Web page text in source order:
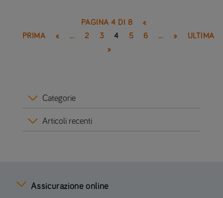
PAGINA 4 DI 8
«
PRIMA
« ... 2 3 4 5 6 ... »
ULTIMA
»
Categorie
Articoli recenti
Assicurazione online